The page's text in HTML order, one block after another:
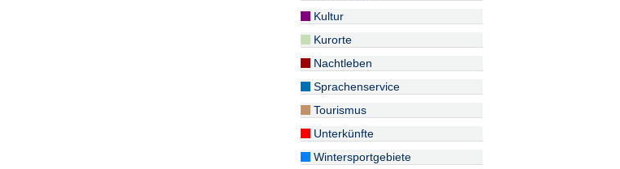
Kultur
Kurorte
Nachtleben
Sprachenservice
Tourismus
Unterkünfte
Wintersportgebiete